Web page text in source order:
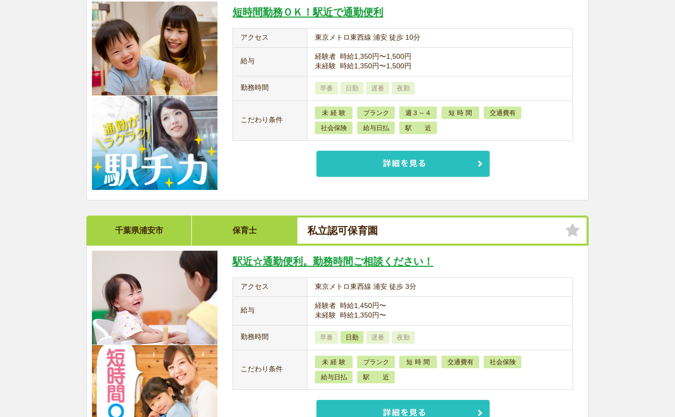
短時間勤務ＯＫ！駅近で通勤便利
アクセス 東京メトロ東西線 浦安 徒歩 10分
給与
経験者 時給1,350円〜1,500円
未経験 時給1,350円〜1,500円
勤務時間 早番 日勤 遅番 夜勤
こだわり条件
未 経 験 ブランク 週３～４ 短 時 間
交通費有
社会保険
給与日払 駅 近
千葉県浦安市 保育士 私立認可保育園
駅近☆通勤便利。勤務時間ご相談ください！
アクセス 東京メトロ東西線 浦安 徒歩 3分
給与
経験者 時給1,450円〜
未経験 時給1,350円〜
勤務時間 早番 日勤 遅番 夜勤
こだわり条件
未 経 験 ブランク 短 時 間 交通費有
社会保険
給与日払
駅 近